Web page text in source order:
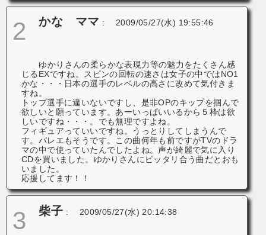
2 かな ママ : 2009/05/27(水) 19:55:46
ゆかりさんの柔らかな表現力等の魅力をたくさん感
じるEXですね。スピンの回転の速さは女子の中ではNO1
かな・・・日本の選手のレベルの高さに改めて気付きま
すね。
トップ選手に違いないですし、是非OPのキップを掴んで
欲しいと願っています。あーいっぱいいるから５枠は欲
しいですね・・・。でも無理ですよね。
フィギュアっていいですね。うっとりしてしまうんで
す。バレエもそうです。この曲何年も前ですがTVのドラ
マの中で使っていたんでしたよね。声が綺麗で気に入り
CDを買いました。ゆかりさんにピッタリ合う曲だとおも
いました。
応援してます！！
3 柴子 : 2009/05/27(水) 20:14:38